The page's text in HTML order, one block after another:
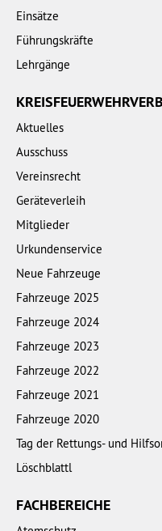
Einsätze
Führungskräfte
Lehrgänge
Aktuelles
Ausschuss
Vereinsrecht
Geräteverleih
Mitglieder
Urkundenservice
Neue Fahrzeuge
Fahrzeuge 2025
Fahrzeuge 2024
Fahrzeuge 2023
Fahrzeuge 2022
Fahrzeuge 2021
Fahrzeuge 2020
Tag der Rettungs- und
Löschblattl
FACHBEREICHE